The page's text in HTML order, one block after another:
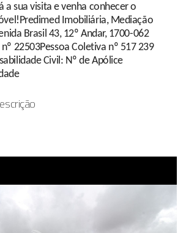
a sua visita e venha conhecer o
Imobiliária, Mediação
Brasil 43, 12º Andar, 1700-062
22503Pessoa Coletiva nº 517 239
Civil: Nº de Apólice